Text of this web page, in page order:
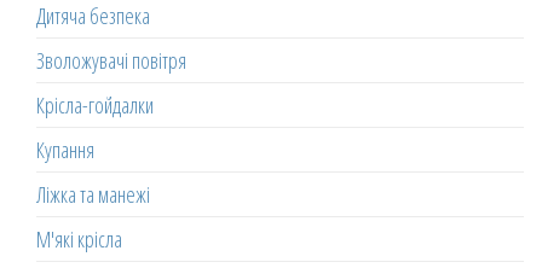
Дитяча безпека
Зволожувачі повітря
Крісла-гойдалки
Купання
Ліжка та манежі
М'які крісла